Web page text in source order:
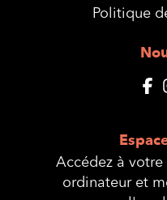
Politique
Accédez à votre
ordinateur et